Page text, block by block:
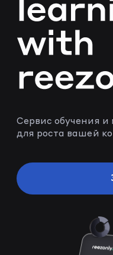
Сервис обучения
для роста вашей